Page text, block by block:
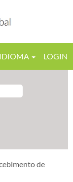
IDIOMA LOGIN
de